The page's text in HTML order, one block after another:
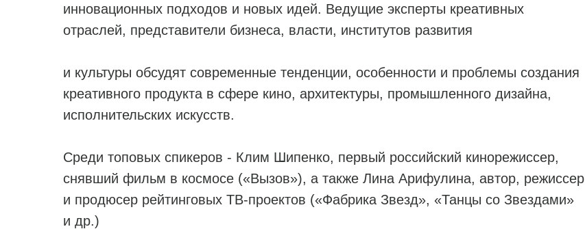
инновационных подходов и новых идей. Ведущие эксперты креативных
отраслей, представители бизнеса, власти, институтов развития
и культуры обсудят современные тенденции, особенности и проблемы создания
креативного продукта в сфере кино, архитектуры, промышленного дизайна,
исполнительских искусств.
Среди топовых спикеров - Клим Шипенко, первый российский кинорежиссер,
снявший фильм в космосе («Вызов»), а также Лина Арифулина, автор, режиссер
и продюсер рейтинговых ТВ-проектов («Фабрика Звезд», «Танцы со Звездами»
и др.)